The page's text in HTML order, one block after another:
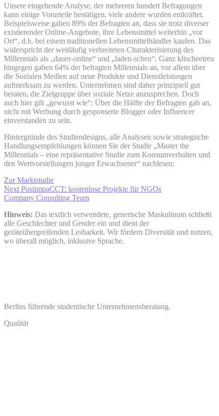
Unsere eingehende Analyse, der mehreren hundert Befragungen
kann einige Vorurteile bestätigen, viele andere wurden entkräftet.
Beispielsweise gaben 89% der Befragten an, dass sie trotz diverser
existierender Online-Angebote, ihre Lebensmittel weiterhin „vor
Ort“, d.h. bei einem traditionellen Lebensmittelhändler kaufen. Das
widerspricht der weitläufig verbreiteten Charakterisierung des
Millennials als „dauer-online“ und „laden-scheu“. Ganz klischeetreu
hingegen gaben 64% der befragten Millennials an, vor allem über
die Sozialen Medien auf neue Produkte und Dienstleistungen
aufmerksam zu werden. Unternehmen sind daher prinzipiell gut
beraten, die Zielgruppe über soziale Netze anzusprechen. Doch
auch hier gilt „gewusst wie“: Über die Hälfte der Befragten gab an,
nicht mit Werbung durch gesponserte Blogger oder Influencer
einverstanden zu sein.
Hintergründe des Studiendesigns, alle Analysen sowie strategische
Handlungsempfehlungen können Sie der Studie „Master the
Millennials – eine repräsentative Studie zum Konsumverhalten und
den Wertvorstellungen junger Erwachsener“ nachlesen:
Zur Marktstudie
Next PostimpaCCT: kostenlose Projekte für NGOs
Company Consulting Team
Hinweis: Das textlich verwendete, generische Maskulinum schließt
alle Geschlechter und Gender ein und dient der
geräteübergreifenden Lesbarkeit. Wir fördern Diversität und nutzen,
wo überall möglich, inklusive Sprache.
Berlins führende studentische Unternehmensberatung.
Qualität